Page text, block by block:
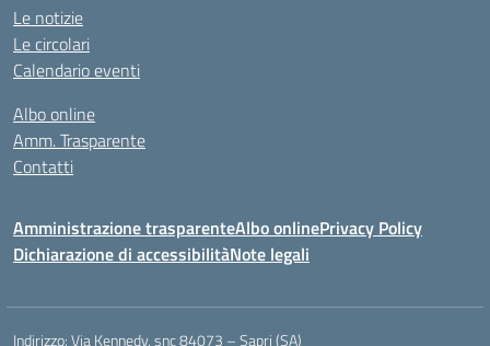
Le notizie
Le circolari
Calendario eventi
Albo online
Amm. Trasparente
Contatti
Amministrazione trasparenteAlbo onlinePrivacy Policy
Dichiarazione di accessibilitàNote legali
Indirizzo:Via Kennedy, snc 84073 – Sapri (SA)